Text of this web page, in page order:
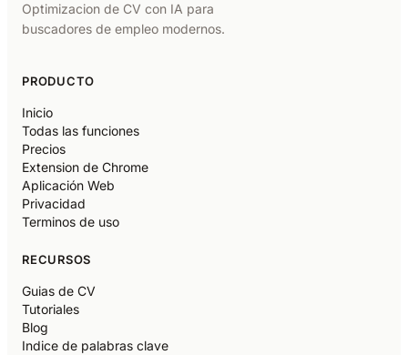
Optimizacion de CV con IA para
buscadores de empleo modernos.
PRODUCTO
Inicio
Todas las funciones
Precios
Extension de Chrome
Aplicación Web
Privacidad
Terminos de uso
RECURSOS
Guias de CV
Tutoriales
Blog
Indice de palabras clave